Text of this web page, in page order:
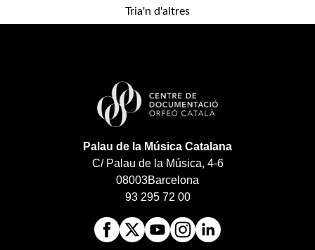
Tria'n d'altres
Palau de la Música Catalana
C/ Palau de la Música, 4-6
08003Barcelona
93 295 72 00